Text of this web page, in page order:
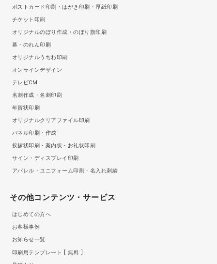
ポストカード印刷・はがき印刷・厚紙印刷
チケット印刷
オリジナルのぼり作成・のぼり旗印刷
幕・のれん印刷
オリジナルうちわ印刷
オンラインデザイン
テレビCM
名刺作成・名刺印刷
年賀状印刷
オリジナルクリアファイル印刷
パネル印刷・作成
挨拶状印刷・案内状・お礼状印刷
サイン・ディスプレイ印刷
アパレル・ユニフォーム印刷・名入れ刺繍
その他コンテンツ・サービス
はじめての方へ
お客様事例
お知らせ一覧
印刷用テンプレート
無料